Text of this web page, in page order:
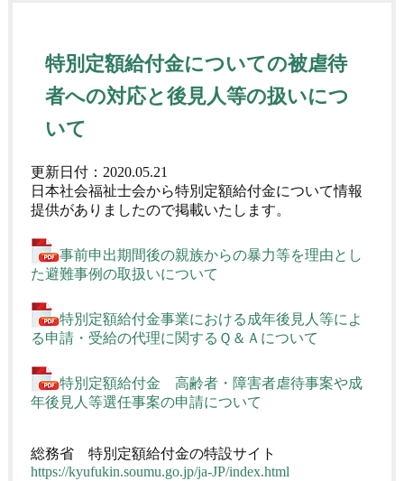
特別定額給付金についての被虐待
者への対応と後見人等の扱いにつ
いて
更新日付： 2020.05.21
日本社会福祉士会から特別定額給付金について情報
提供がありましたので掲載いたします。
事前申出期間後の親族からの暴力等を理由とし
た避難事例の取扱いについて
特別定額給付金事業における成年後見人等によ
る申請・受給の代理に関するＱ＆Ａについて
特別定額給付金 高齢者・障害者虐待事案や成
年後見人等選任事案の申請について
総務省 特別定額給付金の特設サイト
https://kyufukin.soumu.go.jp/ja-JP/index.html